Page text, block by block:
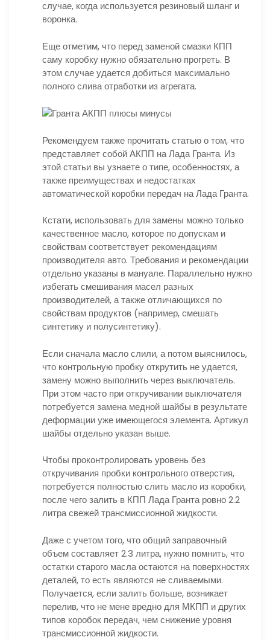
случае, когда используется резиновый шланг и
воронка.
Еще отметим, что перед заменой смазки КПП
саму коробку нужно обязательно прогреть. В
этом случае удается добиться максимально
полного слива отработки из агрегата.
Рекомендуем также прочитать статью о том, что
представляет собой АКПП на Лада Гранта. Из
этой статьи вы узнаете о типе, особенностях, а
также преимуществах и недостатках
автоматической коробки передач на Лада Гранта.
Кстати, использовать для замены можно только
качественное масло, которое по допускам и
свойствам соответствует рекомендациям
производителя авто. Требования и рекомендации
отдельно указаны в мануале. Параллельно нужно
избегать смешивания масел разных
производителей, а также отличающихся по
свойствам продуктов (например, смешать
синтетику и полусинтетику).
Если сначала масло слили, а потом выяснилось,
что контрольную пробку открутить не удается,
замену можно выполнить через выключатель.
При этом часто при откручивании выключателя
потребуется замена медной шайбы в результате
деформации уже имеющегося элемента. Артикул
шайбы отдельно указан выше.
Чтобы проконтролировать уровень без
откручивания пробки контрольного отверстия,
потребуется полностью слить масло из коробки,
после чего залить в КПП Лада Гранта ровно 2.2
литра свежей трансмиссионной жидкости.
Даже с учетом того, что общий заправочный
объем составляет 2.3 литра, нужно помнить, что
остатки старого масла остаются на поверхностях
деталей, то есть являются не сливаемыми.
Получается, если залить больше, возникает
перелив, что не мене вредно для МКПП и других
типов коробок передач, чем снижение уровня
трансмиссионной жидкости.